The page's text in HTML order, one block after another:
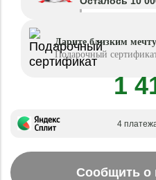
Дарите близким
Подарочный
1
4
Сообщить о